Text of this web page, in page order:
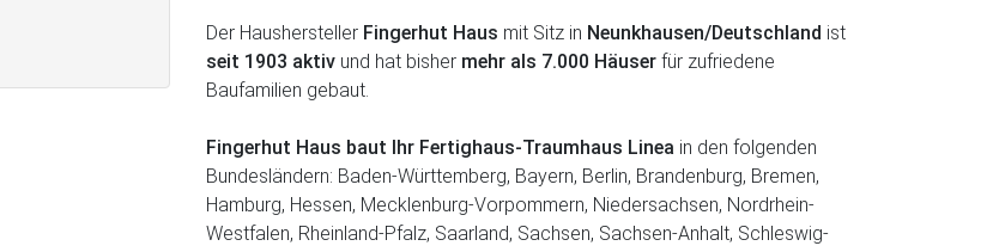
Der Haushersteller Fingerhut Haus mit Sitz in Neunkhausen/Deutschland ist
seit 1903 aktiv und hat bisher mehr als 7.000 Häuser für zufriedene
Baufamilien gebaut.
Fingerhut Haus baut Ihr Fertighaus-Traumhaus Linea in den folgenden
Bundesländern: Baden-Württemberg, Bayern, Berlin, Brandenburg, Bremen,
Hamburg, Hessen, Mecklenburg-Vorpommern, Niedersachsen, Nordrhein-
Westfalen, Rheinland-Pfalz, Saarland, Sachsen, Sachsen-Anhalt, Schleswig-